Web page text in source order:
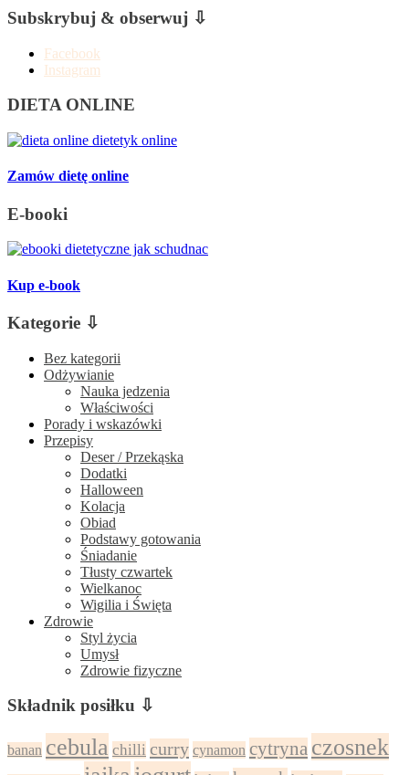
Subskrybuj & obserwuj ⇩
Facebook
Instagram
DIETA ONLINE
Zamów dietę online
E-booki
Kup e-book
Kategorie ⇩
Bez kategorii
Odżywianie
Nauka jedzenia
Właściwości
Porady i wskazówki
Przepisy
Deser / Przekąska
Dodatki
Halloween
Kolacja
Obiad
Podstawy gotowania
Śniadanie
Tłusty czwartek
Wielkanoc
Wigilia i Święta
Zdrowie
Styl życia
Umysł
Zdrowie fizyczne
Składnik posiłku ⇩
banan cebula chilli curry cynamon cytryna czosnek